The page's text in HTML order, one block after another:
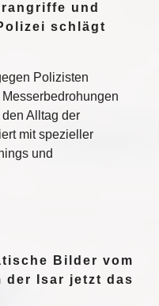
und
schlägt
Polizisten
Alltag der
mit spezieller
und
Bilder vom
der Isar jetzt das